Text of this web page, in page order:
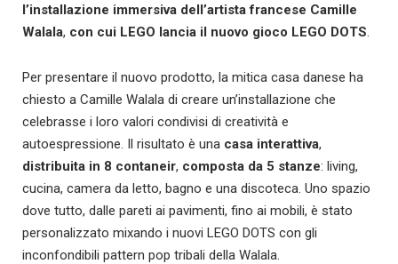
l’installazione immersiva dell’artista francese Camille
Walala, con cui LEGO lancia il nuovo gioco LEGO DOTS.
Per presentare il nuovo prodotto, la mitica casa danese ha
chiesto a Camille Walala di creare un’installazione che
celebrasse i loro valori condivisi di creatività e
autoespressione. Il risultato è una casa interattiva,
distribuita in 8 contaneir, composta da 5 stanze: living,
cucina, camera da letto, bagno e una discoteca. Uno spazio
dove tutto, dalle pareti ai pavimenti, fino ai mobili, è stato
personalizzato mixando i nuovi LEGO DOTS con gli
inconfondibili pattern pop tribali della Walala.